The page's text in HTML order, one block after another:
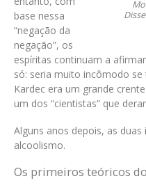
base nessa
“negação da
negação”, os
espíritas continuam a
só: seria muito incômodo
Kardec era um grande
um dos “cientistas” que
Alguns anos depois, as
alcoolismo.
Os primeiros teóricos